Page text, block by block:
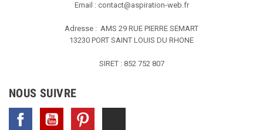
Email : contact@aspiration-web.fr
Adresse : AMS 29 RUE PIERRE SEMART
13230 PORT SAINT LOUIS DU RHONE
SIRET : 852 752 807
NOUS SUIVRE
Facebook YouTube